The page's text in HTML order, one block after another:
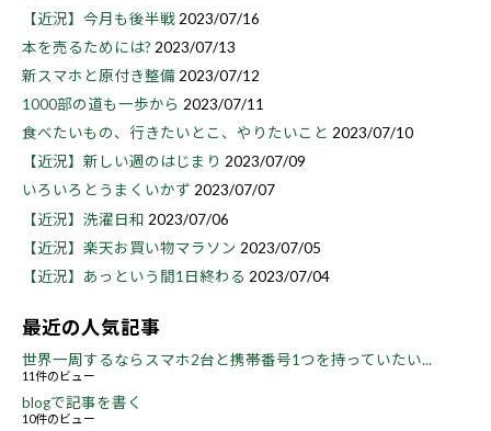
【近況】今月も後半戦 2023/07/16
本を売るためには? 2023/07/13
新スマホと原付き整備 2023/07/12
1000部の道も一歩から 2023/07/11
食べたいもの、行きたいとこ、やりたいこと 2023/07/10
【近況】新しい週のはじまり 2023/07/09
いろいろとうまくいかず 2023/07/07
【近況】洗濯日和 2023/07/06
【近況】楽天お買い物マラソン 2023/07/05
【近況】あっという間1日終わる 2023/07/04
最近の人気記事
世界一周するならスマホ2台と携帯番号1つを持っていたい...
11件のビュー
blogで記事を書く
10件のビュー